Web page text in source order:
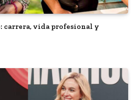
carrera, vida profesional y